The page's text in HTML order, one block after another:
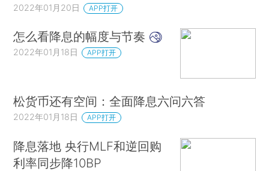
2022年01月20日 APP打开
怎么看降息的幅度与节奏
2022年01月18日 APP打开
松货币还有空间：全面降息六问六答
2022年01月18日 APP打开
降息落地 央行MLF和逆回购
利率同步降10BP